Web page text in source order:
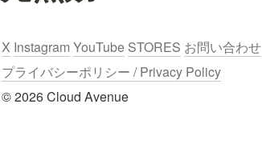
X Instagram YouTube STORES お問い合わせ
プライバシーポリシー / Privacy Policy
© 2026 Cloud Avenue